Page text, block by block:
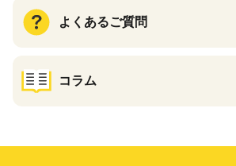
よくあるご質問
コラム